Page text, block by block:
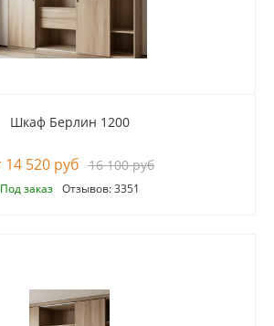
Шкаф Берлин 1200
14 520 руб 16 100 руб
Под заказ Отзывов: 3351